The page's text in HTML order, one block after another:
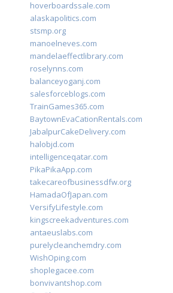
hoverboardssale.com
alaskapolitics.com
stsmp.org
manoelneves.com
mandelaeffectlibrary.com
roselynns.com
balanceyoganj.com
salesforceblogs.com
TrainGames365.com
BaytownEvaCationRentals.com
JabalpurCakeDelivery.com
halobjd.com
intelligenceqatar.com
PikaPikaApp.com
takecareofbusinessdfw.org
HamadaOfJapan.com
VersifyLifestyle.com
kingscreekadventures.com
antaeuslabs.com
purelycleanchemdry.com
WishOping.com
shoplegacee.com
bonvivantshop.com